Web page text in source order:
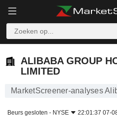
ALIBABA GROUP
LIMITED
MarketScreener-analyses
Beurs gesloten - NYSE 22:01:37 07-